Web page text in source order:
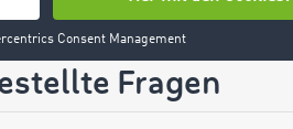
Fragen